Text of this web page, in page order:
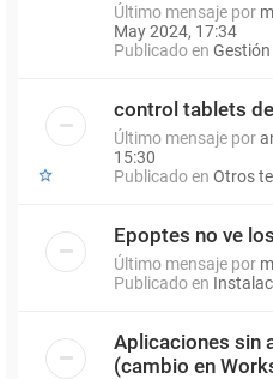
Último mensaje por
May 2024, 17:34
Publicado en
control tablets
Último mensaje por
15:30
Publicado en Otros
Epoptes no ve
Último mensaje por
Publicado en
Aplicaciones sin
(cambio en